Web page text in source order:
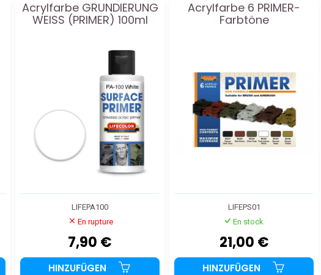
Acrylfarbe GRUNDIERUNG
WEISS (PRIMER) 100ml
LIFEPA100
En rupture
7,90 €
HINZUFÜGEN
Acrylfarbe 6 PRIMER-
Farbtöne
LIFEPS01
En stock
21,00 €
HINZUFÜGEN